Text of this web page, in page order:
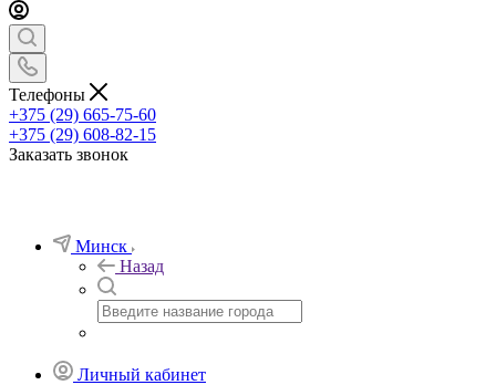
Телефоны
+375 (29) 665-75-60
+375 (29) 608-82-15
Заказать звонок
Минск
Назад
Личный кабинет